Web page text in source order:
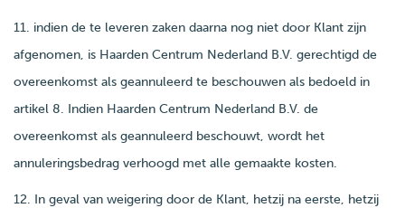
11. indien de te leveren zaken daarna nog niet door Klant zijn
afgenomen, is Haarden Centrum Nederland B.V. gerechtigd de
overeenkomst als geannuleerd te beschouwen als bedoeld in
artikel 8. Indien Haarden Centrum Nederland B.V. de
overeenkomst als geannuleerd beschouwt, wordt het
annuleringsbedrag verhoogd met alle gemaakte kosten.
12. In geval van weigering door de Klant, hetzij na eerste, hetzij